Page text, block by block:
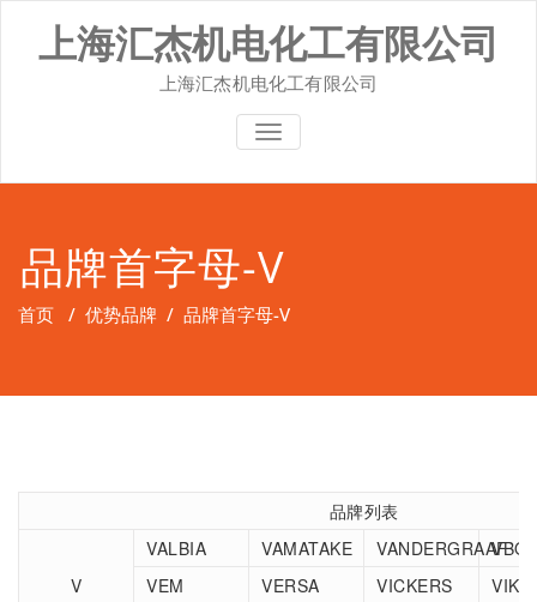
content上海汇杰机电化工有限公司
上海汇杰机电化工有限公司
切换导航
品牌首字母-V
首页 / 优势品牌 / 品牌首字母-V
品牌列表
V
VALBIA VAMATAKE VANDERGRAAFVBOX
VEM
VERSA VICKERS